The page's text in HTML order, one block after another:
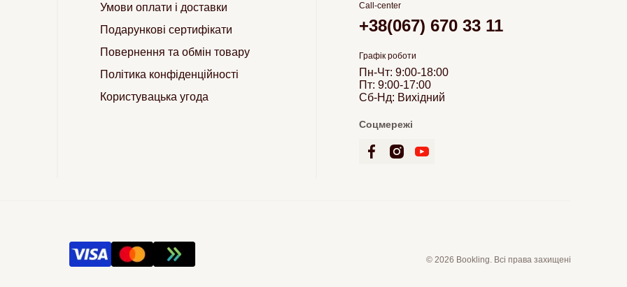
Умови оплати і доставки
Подарункові сертифікати
Повернення та обмін товару
Політика конфіденційності
Користувацька угода
Call-center
+38(067) 670 33 11
Графік роботи
Пн-Чт: 9:00-18:00
Пт: 9:00-17:00
Сб-Нд: Вихідний
Соцмережі
© 2026 Bookling. Всі права захищені